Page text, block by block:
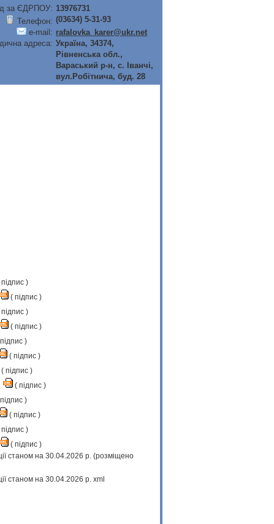
за ЄДРПОУ: 13976731
Телефон: (03634) 5-31-93
e-mail: rafalovka_karer@ukr.net
адреса: Україна, 34374,
Рiвненська обл.,
Вараський р-н, с. Iванчi,
вул.Робiтнича, буд. 28
підпис )
( підпис )
підпис )
( підпис )
підпис )
( підпис )
( підпис )
( підпис )
підпис )
( підпис )
підпис )
( підпис )
станом на 30.04.2026 р. (розміщено
станом на 30.04.2026 р. xml